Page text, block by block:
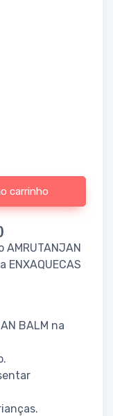
carrinho
AMRUTANJAN
BALM na